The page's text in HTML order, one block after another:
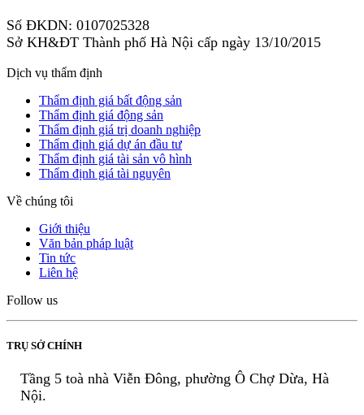
Số ĐKDN: 0107025328
Sở KH&ĐT Thành phố Hà Nội cấp ngày 13/10/2015
Dịch vụ thẩm định
Thẩm định giá bất động sản
Thẩm định giá động sản
Thẩm định giá trị doanh nghiệp
Thẩm định giá dự án đầu tư
Thẩm định giá tài sản vô hình
Thẩm định giá tài nguyên
Về chúng tôi
Giới thiệu
Văn bản pháp luật
Tin tức
Liên hệ
Follow us
TRỤ SỞ CHÍNH
Tầng 5 toà nhà Viễn Đông, phường Ô Chợ Dừa, Hà
Nội.